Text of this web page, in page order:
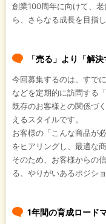
創業100周年に向けて、
ら、さらなる成長を目指し
「売る」より「解
今回募集するのは、すで
などを定期的に訪問する
既存のお客様との関係づ
えるスタイルです。
お客様の「こんな商品が
をヒアリングし、最適な
そのため、お客様からの
る、やりがいあるポジショ
1年間の育成ロード